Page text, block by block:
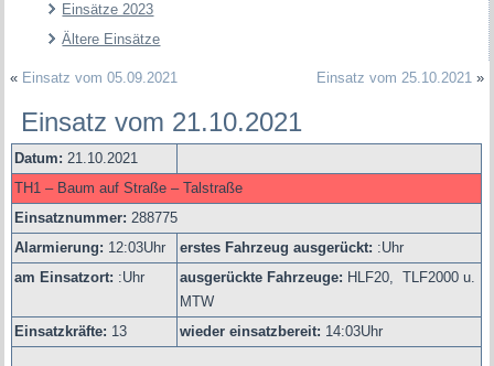
Einsätze 2023
Ältere Einsätze
« Einsatz vom 05.09.2021 Einsatz vom 25.10.2021»
Einsatz vom 21.10.2021
Datum:21.10.2021
TH1 – Baum auf Straße – Talstraße
Einsatznummer:288775
Alarmierung: 12:03Uhr erstes Fahrzeug ausgerückt: :Uhr
am Einsatzort: :Uhr ausgerückte Fahrzeuge: HLF20,TLF2000 u.
MTW
Einsatzkräfte: 13 wieder einsatzbereit: 14:03Uhr